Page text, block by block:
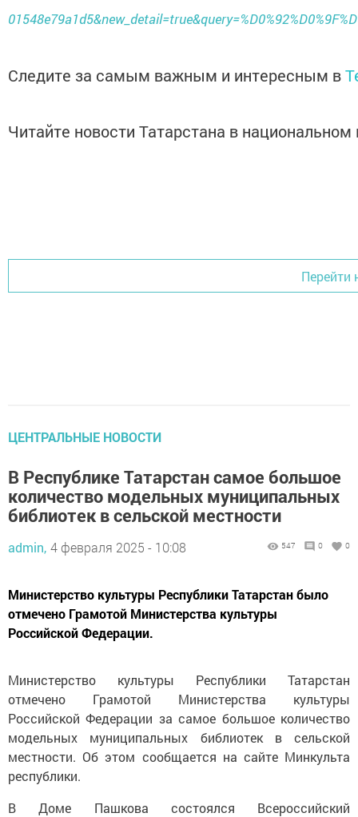
Следите за самым важным и интересным в
Читайте новости Татарстана в
Перейти
ЦЕНТРАЛЬНЫЕ НОВОСТИ
В Республике Татарстан самое большое
количество модельных муниципальных
библиотек в сельской местности
admin, 4 февраля 2025 - 10:08 547 0 0
Министерство культуры Республики Татарстан было
отмечено Грамотой Министерства культуры
Российской Федерации.
Министерство культуры Республики Татарстан
отмечено Грамотой Министерства культуры
Российской Федерации за самое большое количество
модельных муниципальных библиотек в сельской
местности. Об этом сообщается на сайте Минкульта
республики.
В Доме Пашкова состоялся Всероссийский